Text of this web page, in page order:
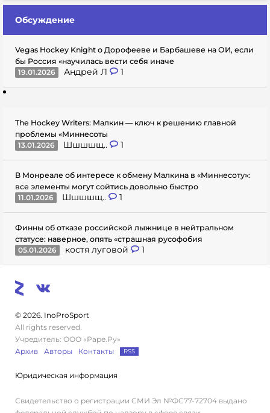
Обсуждение
Vegas Hockey Knight о Дорофееве и Барбашеве на ОИ, если
бы Россия «научилась вести себя иначе
19.01.2026
Андрей Л 1
The Hockey Writers: Малкин — ключ к решению главной
проблемы «Миннесоты
13.01.2026
Шшшшщ.. 1
В Монреале об интересе к обмену Малкина в «Миннесоту»:
все элементы могут сойтись довольно быстро
11.01.2026
Шшшшщ.. 1
Финны об отказе российской лыжнице в нейтральном
статусе: наверное, опять «страшная русофобия
05.01.2026
костя луговой 1
© 2026. InoProSport
All rights reserved.
Учредитель: ООО «Раре.Ру»
Архив
Авторы Контакты RSS
Юридическая информация
Свидетельство о регистрации СМИ Эл №ФС77-72704 выдано